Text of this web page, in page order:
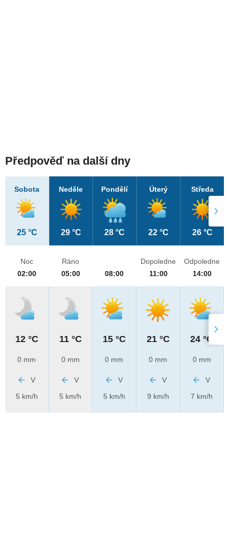
Předpověď na další dny
Sobota
25 °C
Neděle
29 °C
Pondělí
28 °C
Úterý
22 °C
Středa
26 °C
Noc
02:00
12 °C
0 mm
V
5 km/h
Ráno
05:00
11 °C
0 mm
V
5 km/h
08:00
15 °C
0 mm
V
5 km/h
Dopoledne
11:00
21 °C
0 mm
V
9 km/h
Odpoledne
14:00
24 °C
0 mm
V
7 km/h